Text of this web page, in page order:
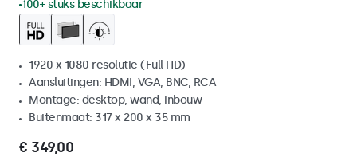
100+ stuks beschikbaar
1920 x 1080 resolutie (Full HD)
Aansluitingen: HDMI, VGA, BNC, RCA
Montage: desktop, wand, inbouw
Buitenmaat: 317 x 200 x 35 mm
€ 349,00